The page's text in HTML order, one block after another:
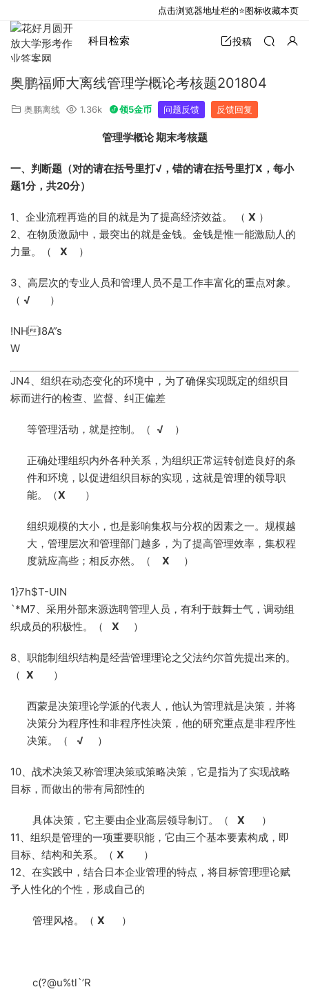
科目检索 投稿
奥鹏福师大离线管理学概论考核题201804
奥鹏离线 1.36k 领5金币 问题反馈 反馈回复
管理学概论 期末考核题
一、判断题（对的请在括号里打√ ，错的请在括号里打X，每小
题1分，共20分）
1、企业流程再造的目的就是为了提高经济效益。 （ X ）
2、在物质激励中，最突出的就是金钱。金钱是惟一能激励人的
力量。（ X ）
3、高层次的专业人员和管理人员不是工作丰富化的重点对象。
（ √ ）
!NHl8A”s
W
JN4、组织在动态变化的环境中，为了确保实现既定的组织目
标而进行的检查、监督、纠正偏差
等管理活动，就是控制。（ √ ）
5、正确处理组织内外各种关系，为组织正常运转创造良好的条
件和环境，以促进组织目标的实现，这就是管理的领导职
能。（X ）
6、组织规模的大小，也是影响集权与分权的因素之一。规模越
大，管理层次和管理部门越多，为了提高管理效率，集权程
度就应高些；相反亦然。（ X ）
1}7h$T-UlN
`*M7、采用外部来源选聘管理人员，有利于鼓舞士气，调动组
织成员的积极性。（ X ）
8、职能制组织结构是经营管理理论之父法约尔首先提出来的。
（ X ）
9、西蒙是决策理论学派的代表人，他认为管理就是决策，并将
决策分为程序性和非程序性决策，他的研究重点是非程序性
决策。（ √ ）
10、战术决策又称管理决策或策略决策，它是指为了实现战略
目标，而做出的带有局部性的
具体决策，它主要由企业高层领导制订。（ X ）
11、组织是管理的一项重要职能，它由三个基本要素构成，即
目标、结构和关系。（ X ）
12、在实践中，结合日本企业管理的特点，将目标管理理论赋
予人性化的个性，形成自己的
管理风格。（ X ）
c(?@u%t­l`’R
点击浏览器地址栏的⭐图标收藏本页